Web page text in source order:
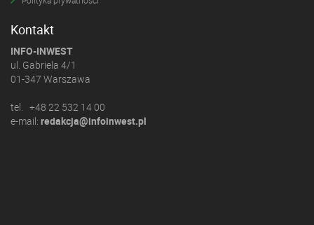
Kontakt
INFO-INWEST
ul. Gabriela 4/1
01-347 Warszawa
tel. +48 22 532 14 00
e-mail: redakcja@infoinwest.pl